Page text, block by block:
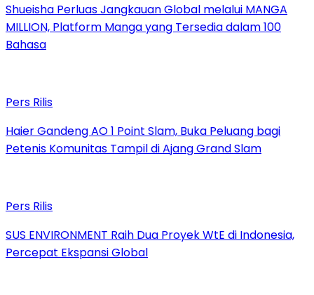
Shueisha Perluas Jangkauan Global melalui MANGA
MILLION, Platform Manga yang Tersedia dalam 100
Bahasa
Pers Rilis
Haier Gandeng AO 1 Point Slam, Buka Peluang bagi
Petenis Komunitas Tampil di Ajang Grand Slam
Pers Rilis
SUS ENVIRONMENT Raih Dua Proyek WtE di Indonesia,
Percepat Ekspansi Global